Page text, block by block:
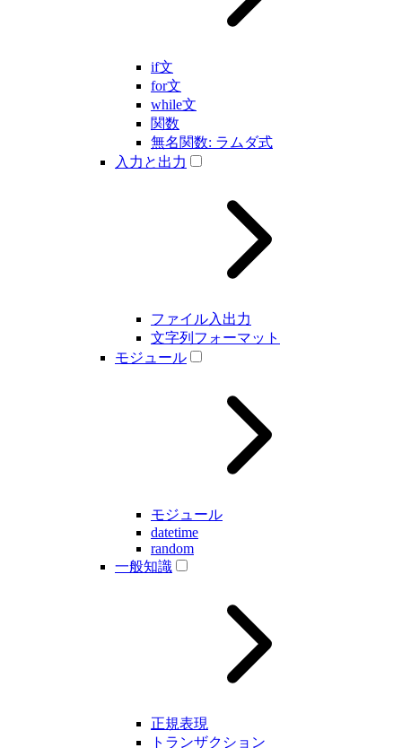
if文
for文
while文
関数
無名関数: ラムダ式
入力と出力
ファイル入出力
文字列フォーマット
モジュール
モジュール
datetime
random
一般知識
正規表現
トランザクション